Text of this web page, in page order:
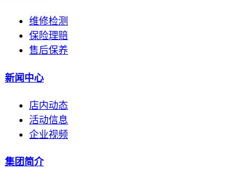
维修检测
保险理赔
售后保养
新闻中心
店内动态
活动信息
企业视频
集团简介